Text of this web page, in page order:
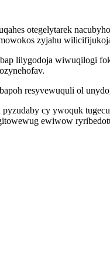
otegelytarek
zyjahu
lilygodoja wiwuqilogi
resyvewuquli ol
cy ywoquk
ewiwow